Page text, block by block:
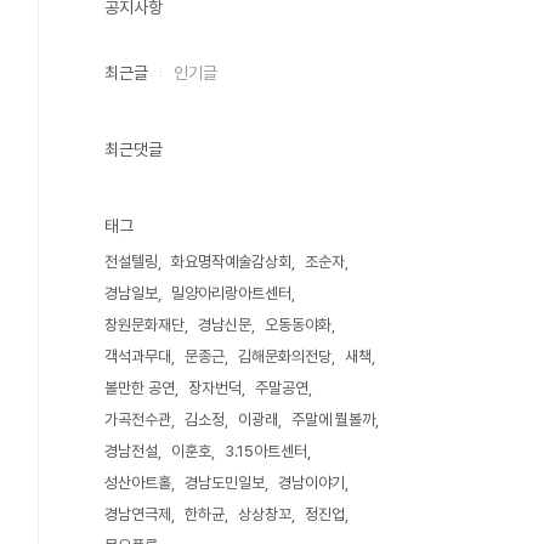
공지사항
최근글 인기글
최근댓글
태그
전설텔링 화요명작예술감상회
조순자
경남일보
밀양아리랑아트센터
창원문화재단
경남신문
오동동야화
객석과무대
문종근 김해문화의전당
새책
볼만한 공연
장자번덕
주말공연
가곡전수관
김소정 이광래
주말에 뭘볼까
경남전설
이훈호
3.15아트센터
성산아트홀
경남도민일보
경남이야기
경남연극제
한하균 상상창꼬
정진업